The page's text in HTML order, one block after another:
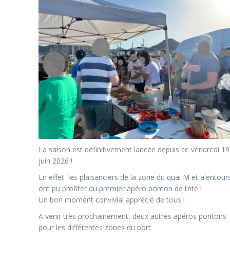
La saison est définitivement lancée depuis ce vendredi 19
juin 2026 !
En effet les plaisanciers de la zone du quai M et
ont pu profiter du premier apéro ponton de l’été !
Un bon moment convivial apprécié de tous !
A venir très prochainement, deux autres apéros pontons
pour les différentes zones du port